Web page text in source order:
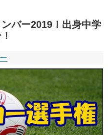
バー2019！出身中学